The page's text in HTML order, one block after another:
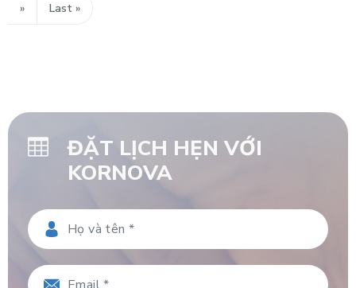
» Last »
ĐẶT LỊCH HẸN VỚI
KORNOVA